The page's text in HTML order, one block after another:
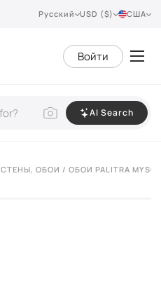
Русский USD ($) США
Войти
AI Search
СТЕНЫ, ОБОИ / ОБОИ PALITRA